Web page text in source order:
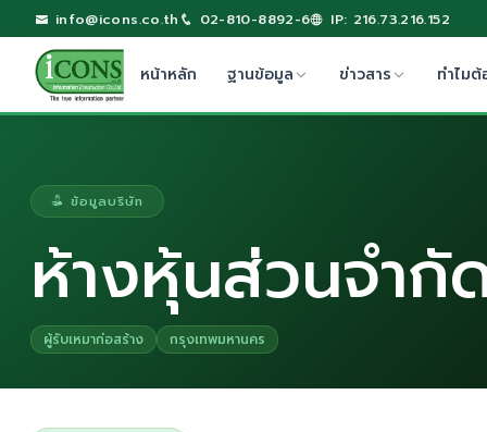
info@icons.co.th 02-810-8892-6 IP: 216.73.216.152
หน้าหลัก ฐานข้อมูล ข่าวสาร ทำไมต้
ข้อมูลบริษัท
ห้างหุ้นส่วนจำ
ผู้รับเหมาก่อสร้าง กรุงเทพมหานคร